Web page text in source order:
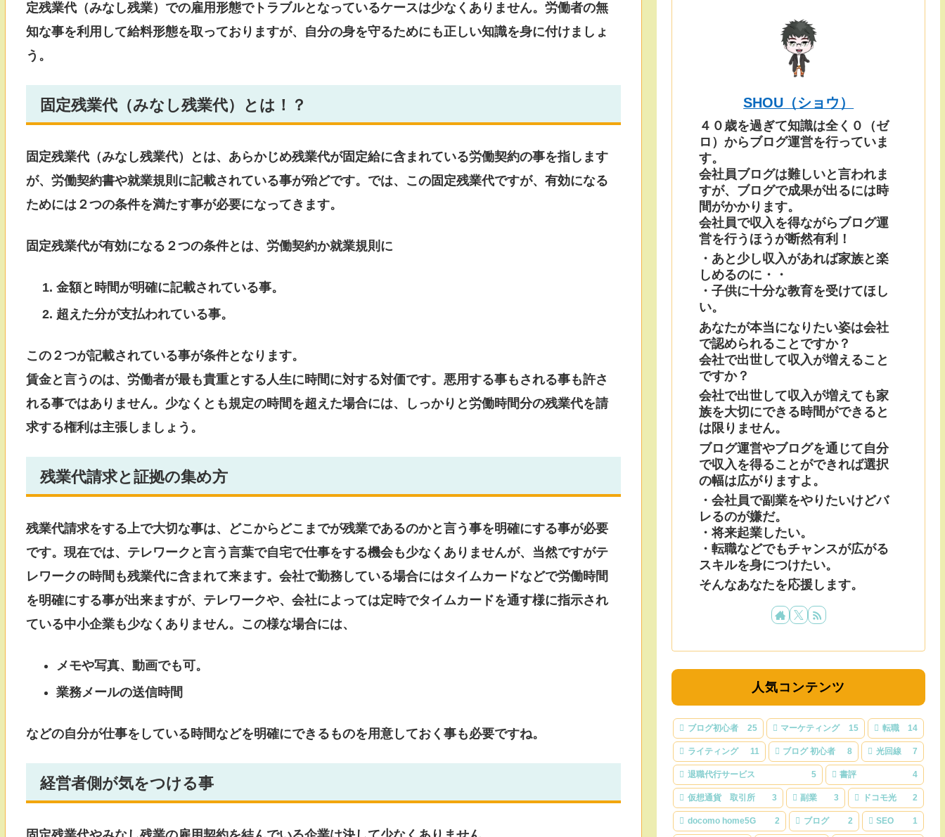
定残業代（みなし残業）での雇用形態でトラブルとなっているケースは少なくありません。労働者の無
知な事を利用して給料形態を取っておりますが、自分の身を守るためにも正しい知識を身に付けましょ
う。
固定残業代（みなし残業代）とは！？
固定残業代（みなし残業代）とは、あらかじめ残業代が固定給に含まれている労働契約の事を指します
が、労働契約書や就業規則に記載されている事が殆どです。では、この固定残業代ですが、有効になる
ためには２つの条件を満たす事が必要になってきます。
固定残業代が有効になる２つの条件とは、労働契約か就業規則に
金額と時間が明確に記載されている事。
超えた分が支払われている事。
この２つが記載されている事が条件となります。
賃金と言うのは、労働者が最も貴重とする人生に時間に対する対価です。悪用する事もされる事も許さ
れる事ではありません。少なくとも規定の時間を超えた場合には、しっかりと労働時間分の残業代を請
求する権利は主張しましょう。
残業代請求と証拠の集め方
残業代請求をする上で大切な事は、どこからどこまでが残業であるのかと言う事を明確にする事が必要
です。現在では、テレワークと言う言葉で自宅で仕事をする機会も少なくありませんが、当然ですがテ
レワークの時間も残業代に含まれて来ます。会社で勤務している場合にはタイムカードなどで労働時間
を明確にする事が出来ますが、テレワークや、会社によっては定時でタイムカードを通す様に指示され
ている中小企業も少なくありません。この様な場合には、
メモや写真、動画でも可。
業務メールの送信時間
などの自分が仕事をしている時間などを明確にできるものを用意しておく事も必要ですね。
経営者側が気をつける事
SHOU（ショウ）
４０歳を過ぎて知識は全く０（ゼ
ロ）からブログ運営を行っていま
す。
会社員ブログは難しいと言われま
すが、ブログで成果が出るには時
間がかかります。
会社員で収入を得ながらブログ運
営を行うほうが断然有利！
・あと少し収入があれば家族と楽
しめるのに・・
・子供に十分な教育を受けてほし
い。
あなたが本当になりたい姿は会社
で認められることですか？
会社で出世して収入が増えること
ですか？
会社で出世して収入が増えても家
族を大切にできる時間ができると
は限りません。
ブログ運営やブログを通じて自分
で収入を得ることができれば選択
の幅は広がりますよ。
・会社員で副業をやりたいけどバ
レるのが嫌だ。
・将来起業したい。
・転職などでもチャンスが広がる
スキルを身につけたい。
そんなあなたを応援します。
人気コンテンツ
ブログ初心者 25 マーケティング 15 転職 14
ライティング 11 ブログ 初心者 8 光回線 7
退職代行サービス 5 書評 4
仮想通貨 取引所 3 副業 3 ドコモ光 2
docomo home5G 2 ブログ 2 SEO 1